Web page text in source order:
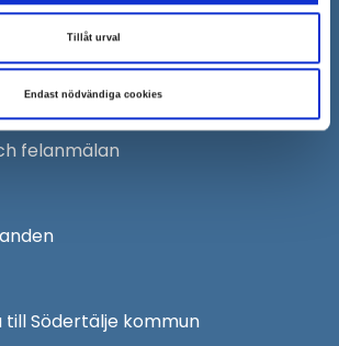
Tillåt urval
Endast nödvändiga cookies
och meddelande/info till
skickas
Öppna
i
felanmälan
till Södertälje kommun